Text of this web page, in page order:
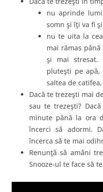
nu aprinde
somn şi îţi va fi
nu te uita la
mai rămas
şi mai stresat.
pluteşti pe
saltea de
Dacă te trezeşti mai
sau te trezeşti?
minute până la ora
încerci să adormi.
încerca să te mai
Renunţă să amâni
Snooze-ul te face să